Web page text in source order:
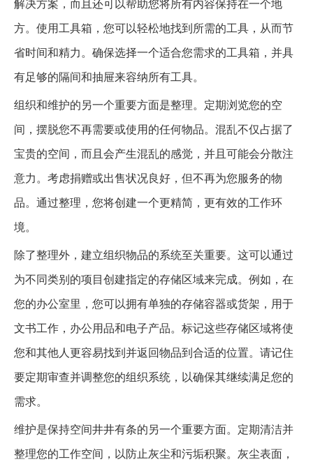
解决方案，而且还可以帮助您将所有内容保持在一个地
方。使用工具箱，您可以轻松地找到所需的工具，从而节
省时间和精力。确保选择一个适合您需求的工具箱，并具
有足够的隔间和抽屉来容纳所有工具。
组织和维护的另一个重要方面是整理。定期浏览您的空
间，摆脱您不再需要或使用的任何物品。混乱不仅占据了
宝贵的空间，而且会产生混乱的感觉，并且可能会分散注
意力。考虑捐赠或出售状况良好，但不再为您服务的物
品。通过整理，您将创建一个更精简，更有效的工作环
境。
除了整理外，建立组织物品的系统至关重要。这可以通过
为不同类别的项目创建指定的存储区域来完成。例如，在
您的办公室里，您可以拥有单独的存储容器或货架，用于
文书工作，办公用品和电子产品。标记这些存储区域将使
您和其他人更容易找到并返回物品到合适的位置。请记住
要定期审查并调整您的组织系统，以确保其继续满足您的
需求。
维护是保持空间井井有条的另一个重要方面。定期清洁并
整理您的工作空间，以防止灰尘和污垢积聚。灰尘表面，